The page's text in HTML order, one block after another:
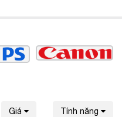
Giá Tính năng